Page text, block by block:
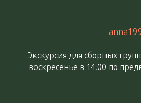
Экскурсия для сборных
воскресенье в 14.00 по